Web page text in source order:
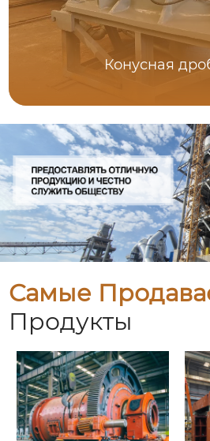
Конусная
Самые
Продукты